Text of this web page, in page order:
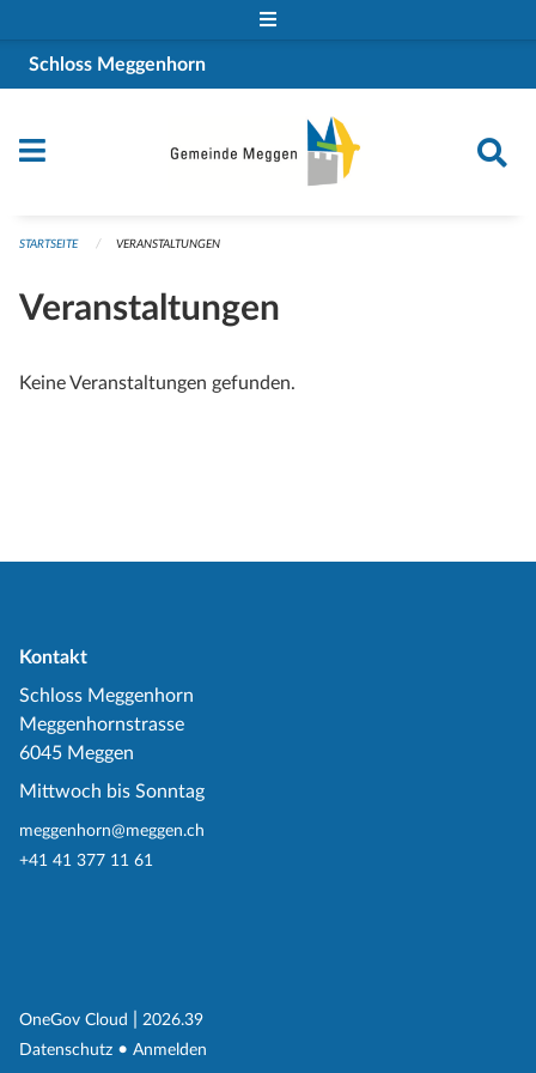
Schloss Meggenhorn
STARTSEITE VERANSTALTUNGEN
Veranstaltungen
Keine Veranstaltungen gefunden.
Kontakt
Schloss Meggenhorn
Meggenhornstrasse
6045 Meggen
Mittwoch bis Sonntag
meggenhorn@meggen.ch
+41 41 377 11 61
OneGov Cloud (External Link)
2026.39
Datenschutz (External Link)
Anmelden